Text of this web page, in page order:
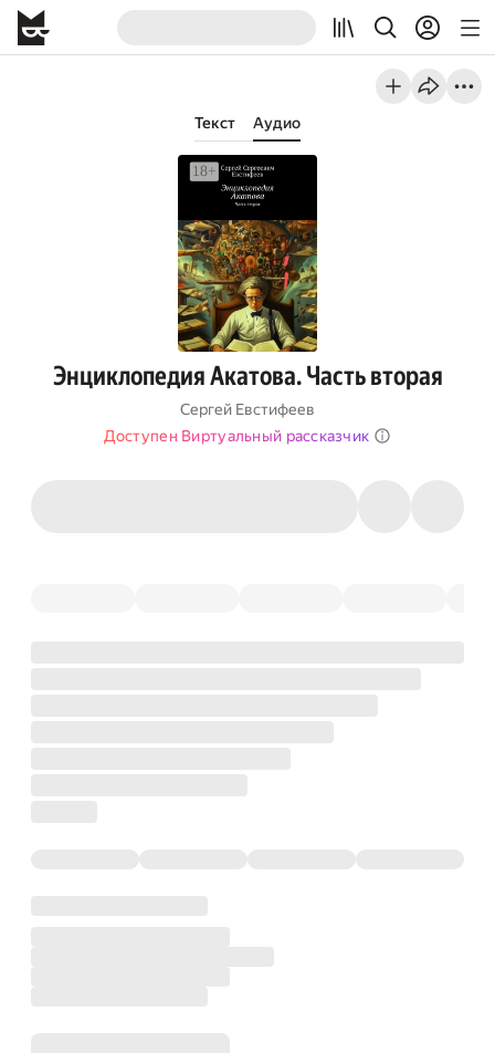
Текст Аудио
Энциклопедия Акатова. Часть вторая
Сергей Евстифеев
Доступен Виртуальный рассказчик